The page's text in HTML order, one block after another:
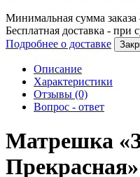
Минимальная сумма заказа
Бесплатная доставка - при
Подробнее о доставке
Описание
Характеристики
Отзывы (0)
Вопрос - ответ
Матрешка
Прекрасная»